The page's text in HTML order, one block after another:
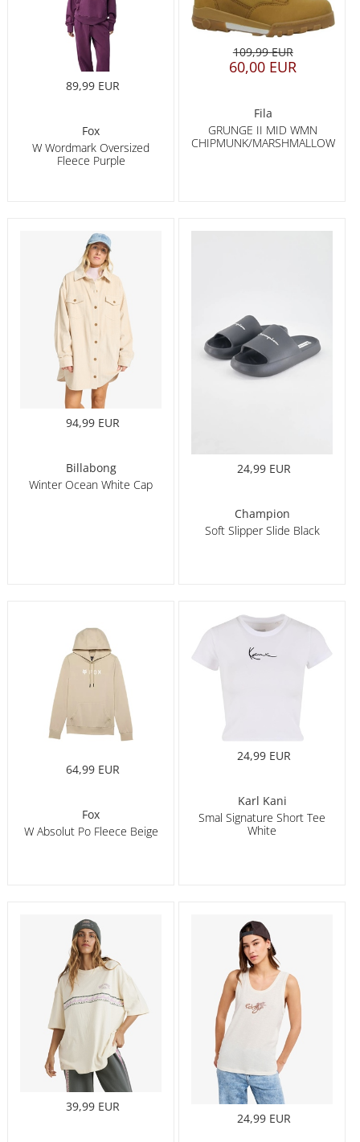
89,99 EUR
Fox
W Wordmark Oversized
Fleece Purple
109,99 EUR
60,00 EUR
Fila
GRUNGE II MID WMN
CHIPMUNK/MARSHMALLOW
94,99 EUR
Billabong
Winter Ocean White Cap
24,99 EUR
Champion
Soft Slipper Slide Black
64,99 EUR
Fox
W Absolut Po Fleece Beige
24,99 EUR
Karl Kani
Smal Signature Short Tee
White
39,99 EUR
24,99 EUR